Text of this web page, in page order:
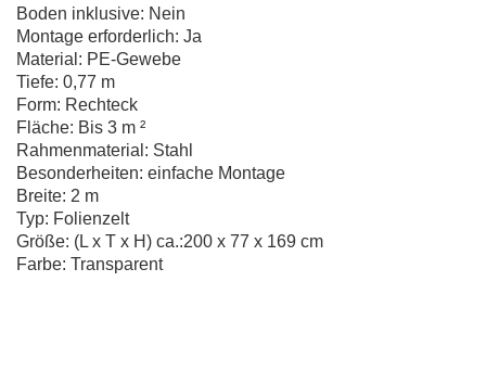
Boden inklusive: Nein
Montage erforderlich: Ja
Material: PE-Gewebe
Tiefe: 0,77 m
Form: Rechteck
Fläche: Bis 3 m ²
Rahmenmaterial: Stahl
Besonderheiten: einfache Montage
Breite: 2 m
Typ: Folienzelt
Größe: (L x T x H) ca.:200 x 77 x 169 cm
Farbe: Transparent